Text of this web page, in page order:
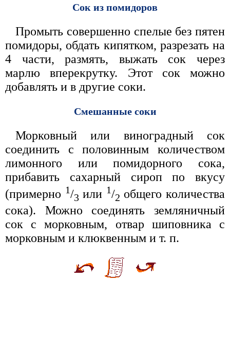
Сок из помидоров
Промыть совершенно спелые без пятен
помидоры, обдать кипятком, разрезать на
4 части, размять, выжать сок через
марлю вперекрутку. Этот сок можно
добавлять и в другие соки.
Смешанные соки
Морковный или виноградный сок
соединить с половинным количеством
лимонного или помидорного сока,
прибавить сахарный сироп по вкусу
(примерно 1/3 или 1/2 общего количества
сока). Можно соединять земляничный
сок с морковным, отвар шиповника с
морковным и клюквенным и т. п.